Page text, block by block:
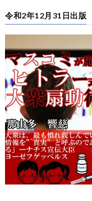
令和2年12月31日出版